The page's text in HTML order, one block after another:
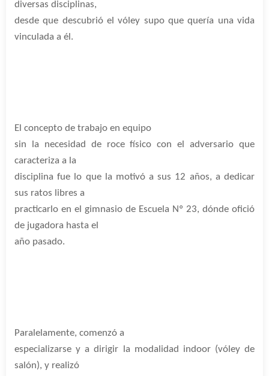
diversas disciplinas,
desde que descubrió el vóley supo que quería una vida
vinculada a él.
El concepto de trabajo en equipo
sin la necesidad de roce físico con el adversario que
caracteriza a la
disciplina fue lo que la motivó a sus 12 años, a dedicar
sus ratos libres a
practicarlo en el gimnasio de Escuela Nº 23, dónde ofició
de jugadora hasta el
año pasado.
Paralelamente, comenzó a
especializarse y a dirigir la modalidad indoor (vóley de
salón), y realizó